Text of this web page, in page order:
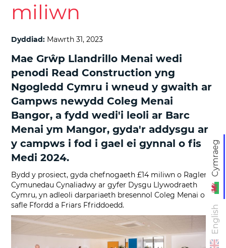
English
Cymraeg
miliwn
Dyddiad: Mawrth 31, 2023
Mae Grŵp Llandrillo Menai wedi
penodi Read Construction yng
Ngogledd Cymru i wneud y gwaith ar
Gampws newydd Coleg Menai
Bangor, a fydd wedi'i leoli ar Barc
Menai ym Mangor, gyda'r addysgu ar
y campws i fod i gael ei gynnal o fis
Medi 2024.
Bydd y prosiect, gyda chefnogaeth £14 miliwn o Raglen
Cymunedau Cynaliadwy ar gyfer Dysgu Llywodraeth
Cymru, yn adleoli darpariaeth bresennol Coleg Menai o
safle Ffordd a Friars Ffriddoedd.